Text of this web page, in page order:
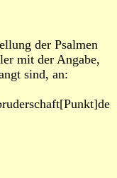
der Psalmen
mit der Angabe,
sind, an: